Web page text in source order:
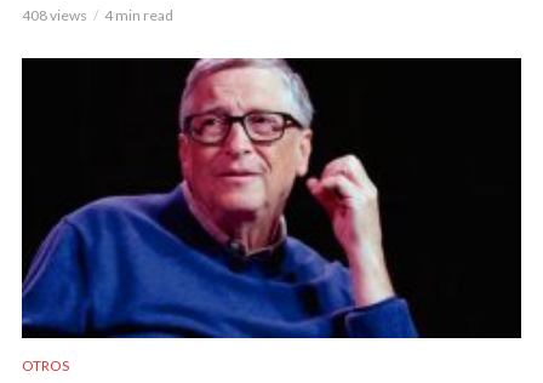
408 views 4 min read
OTROS